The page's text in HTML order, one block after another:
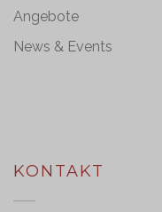
Angebote
News & Events
KONTAKT